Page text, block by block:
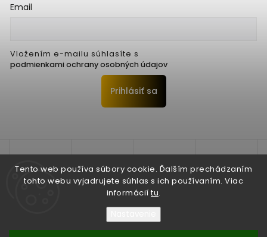
Tento web používa súbory cookie. Ďalším prechádzaním
tohto webu vyjadrujete súhlas s ich používaním. Viac
informácií tu.
Email
Vložením e-mailu súhlasíte s
podmienkami ochrany osobných údajov
Prihlásiť sa